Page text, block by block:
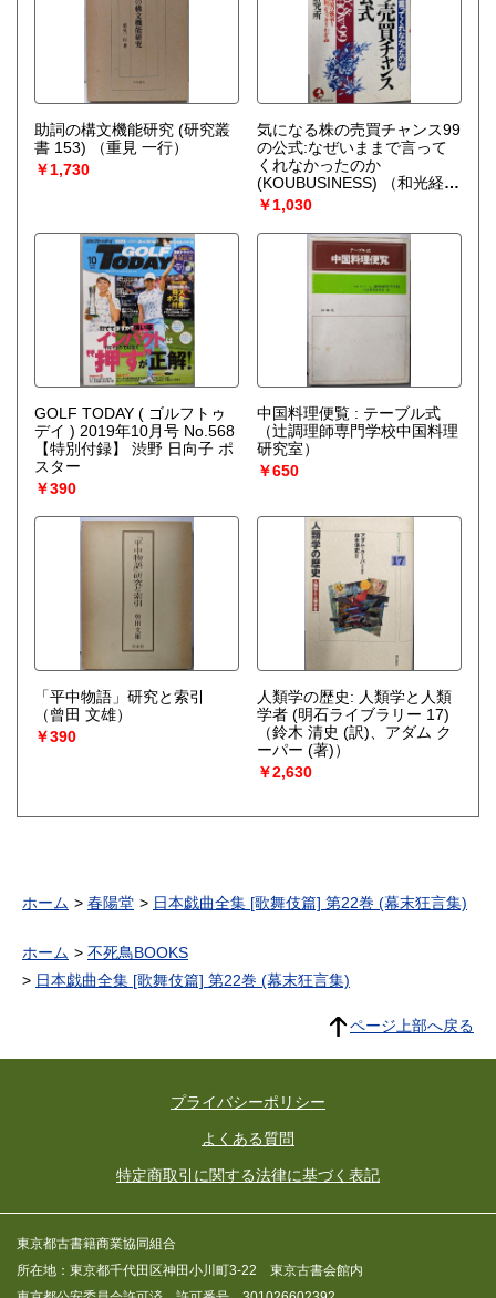
助詞の構文機能研究 (研究叢
書 153)
（重見 一行）
￥1,730
気になる株の売買チャンス99
の公式:なぜいままで言って
くれなかったのか
(KOUBUSINESS)
（和光経済
研究所）
￥1,030
GOLF TODAY ( ゴルフトゥ
デイ ) 2019年10月号 No.568
【特別付録】 渋野 日向子 ポ
スター
￥390
中国料理便覧 : テーブル式
（辻調理師専門学校中国料理
研究室）
￥650
「平中物語」研究と索引
（曾田 文雄）
￥390
人類学の歴史: 人類学と人類
学者 (明石ライブラリー 17)
（鈴木 清史 (訳)、アダム ク
ーパー (著)）
￥2,630
ホーム 春陽堂 日本戯曲全集 [歌舞伎篇] 第22巻 (幕末狂言集)
ホーム
不死鳥BOOKS
日本戯曲全集 [歌舞伎篇] 第22巻 (幕末狂言集)
ページ上部へ戻る
プライバシーポリシー
よくある質問
特定商取引に関する法律に基づく表記
東京都古書籍商業協同組合
所在地：東京都千代田区神田小川町3-22 東京古書会館内